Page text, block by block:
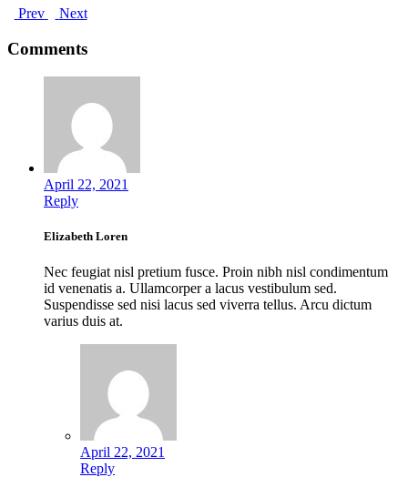
Prev Next
Comments
April 22, 2021
Reply
Elizabeth Loren
Nec feugiat nisl pretium fusce. Proin nibh nisl condimentum
id venenatis a. Ullamcorper a lacus vestibulum sed.
Suspendisse sed nisi lacus sed viverra tellus. Arcu dictum
varius duis at.
April 22, 2021
Reply